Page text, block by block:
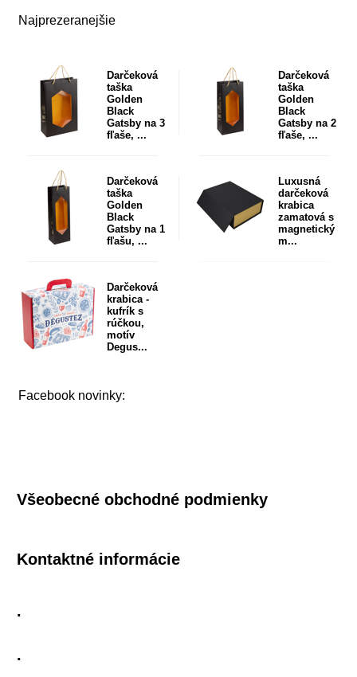
Najprezeranejšie
Darčeková
taška
Golden
Black
Gatsby na 3
fľaše, ...
Darčeková
taška
Golden
Black
Gatsby na 2
fľaše, ...
Darčeková
taška
Golden
Black
Gatsby na 1
fľašu, ...
Luxusná
darčeková
krabica
zamatová s
magnetický
m...
Darčeková
krabica -
kufrík s
rúčkou,
motív
Degus...
Facebook novinky:
Všeobecné obchodné podmienky
Kontaktné informácie
.
.